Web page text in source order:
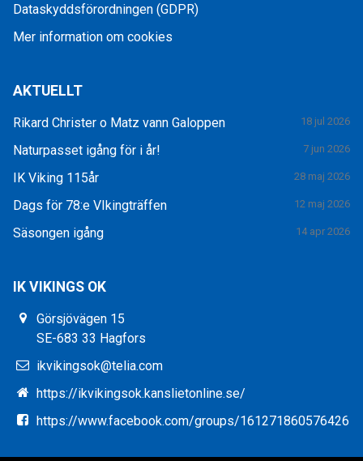
Dataskyddsförordningen (GDPR)
Mer information om cookies
AKTUELLT
Rikard Christer o Matz vann Galoppen 18 jul 2026
Naturpasset igång för i år! 7 jun 2026
IK Viking 115år 28 maj 2026
Dags för 78:e VIkingträffen 12 maj 2026
Säsongen igång 14 apr 2026
IK VIKINGS OK
Görsjövägen 15
SE-683 33 Hagfors
ikvikingsok@telia.com
https://ikvikingsok.kanslietonline.se/
https://www.facebook.com/groups/161271860576426